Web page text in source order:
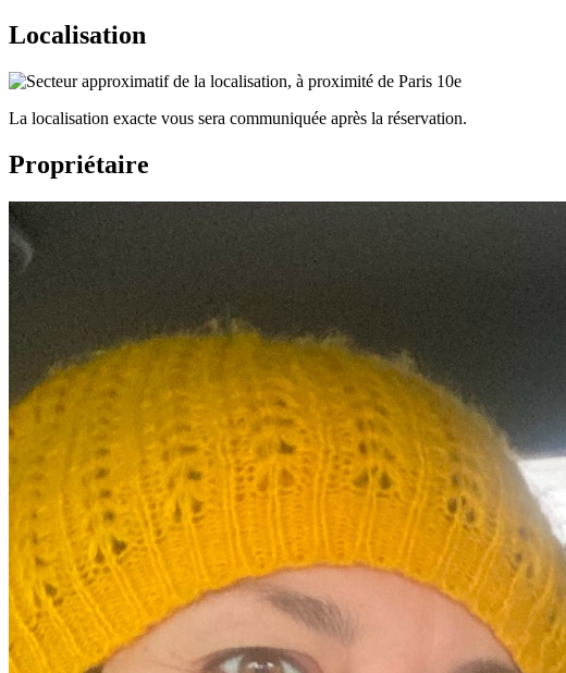
Localisation
La localisation exacte vous sera communiquée après la réservation.
Propriétaire